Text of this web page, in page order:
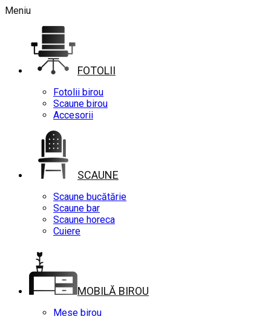
Meniu
FOTOLII
Fotolii birou
Scaune birou
Accesorii
SCAUNE
Scaune bucătărie
Scaune bar
Scaune horeca
Cuiere
MOBILĂ BIROU
Mese birou